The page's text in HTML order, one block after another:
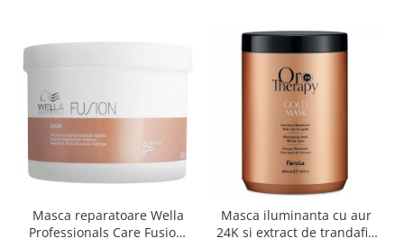
Masca reparatoare Wella
Professionals Care Fusion,
Masca iluminanta cu aur
24K si extract de trandafir,